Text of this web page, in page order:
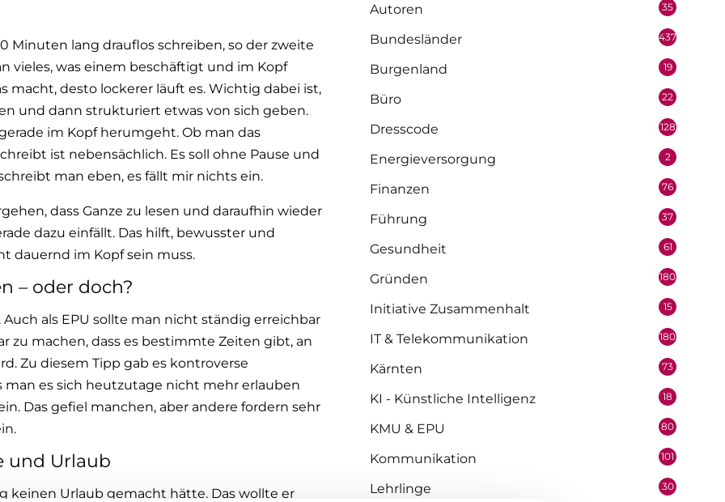
Minuten lang drauflos schreiben, so der zweite
vieles, was einem beschäftigt und im Kopf
macht, desto lockerer läuft es. Wichtig dabei ist,
und dann strukturiert etwas von sich geben.
im Kopf herumgeht. Ob man das
ist nebensächlich. Es soll ohne Pause und
man eben, es fällt mir nichts ein.
dass Ganze zu lesen und daraufhin wieder
dazu einfällt. Das hilft, bewusster und
dauernd im Kopf sein muss.
– oder doch?
als EPU sollte man nicht ständig erreichbar
zu machen, dass es bestimmte Zeiten gibt, an
Zu diesem Tipp gab es kontroverse
es sich heutzutage nicht mehr erlauben
Das gefiel manchen, aber andere fordern sehr
und Urlaub
keinen Urlaub gemacht hätte. Das wollte er
Autoren 35
Bundesländer 437
Burgenland 19
Büro 22
Dresscode 128
Energieversorgung 2
Finanzen 76
Führung 37
Gesundheit 61
Gründen 180
Initiative Zusammenhalt 15
IT & Telekommunikation 180
Kärnten 73
KI - Künstliche Intelligenz 18
KMU & EPU 80
Kommunikation 101
Lehrlinge 30